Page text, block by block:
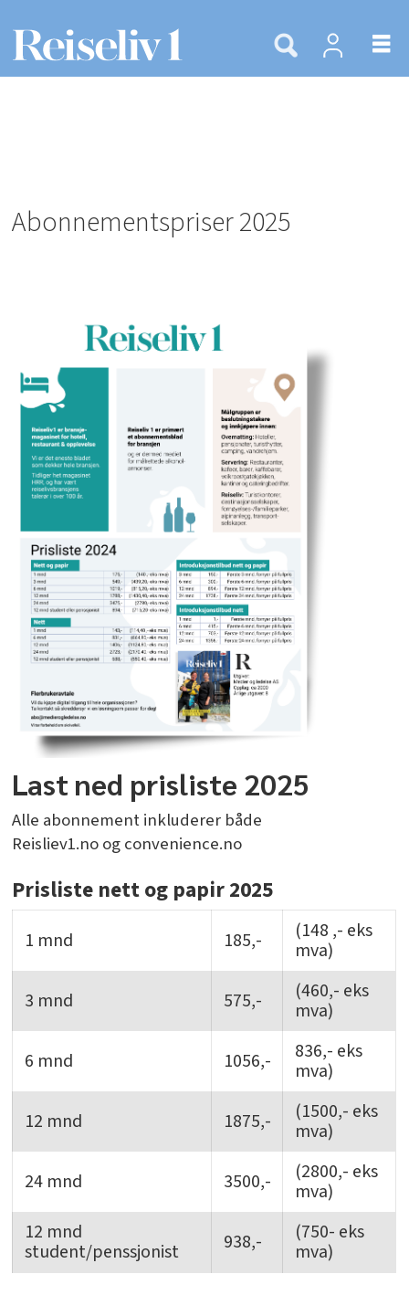
Abonnementspriser
Abonnementspriser 2025
Last ned prisliste 2025
Alle abonnement inkluderer både
Reisliev1.no og convenience.no
Prisliste nett og papir 2025
1 mnd 185,- (148 ,- eks
mva)
3 mnd
575,- (460,- eks
mva)
6 mnd
1056,- 836,- eks
mva)
12 mnd
1875,- (1500,- eks
mva)
24 mnd
3500,- (2800,- eks
mva)
12 mnd
student/penssjonist 938,- (750- eks
mva)